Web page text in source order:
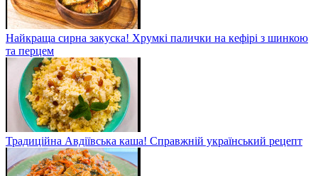
Найкраща сирна закуска! Хрумкі палички на кефірі з шинкою
та перцем
Традиційна Авдіївська каша! Справжній український рецепт